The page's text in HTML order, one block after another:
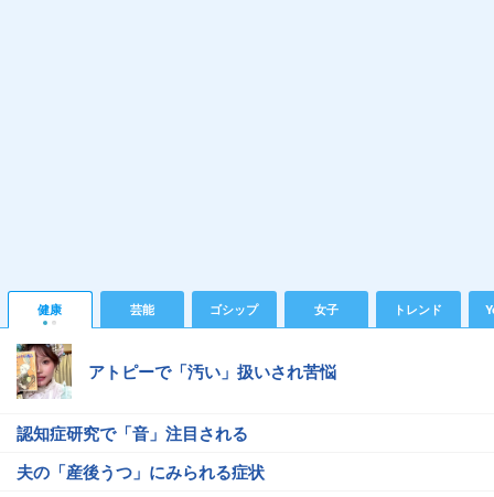
健康 芸能 ゴシップ 女子 トレンド
アトピーで「汚い」扱いされ苦悩
認知症研究で「音」注目される
夫の「産後うつ」にみられる症状